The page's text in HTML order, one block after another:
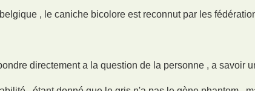
, le caniche bicolore est reconnut par les
directement a la question de la personne , a savoir